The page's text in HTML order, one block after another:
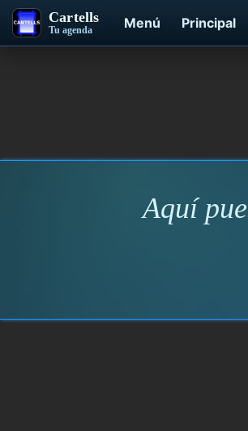
Cartells
Tu agenda Menú Principal
Aquí